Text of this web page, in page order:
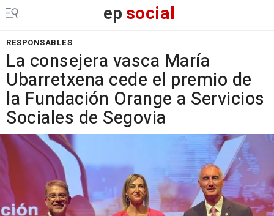
epsocial
RESPONSABLES
La consejera vasca María
Ubarretxena cede el premio de
la Fundación Orange a Servicios
Sociales de Segovia